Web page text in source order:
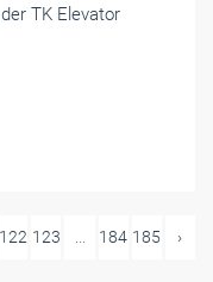
TK Elevator
122 123 ... 184 185 ›